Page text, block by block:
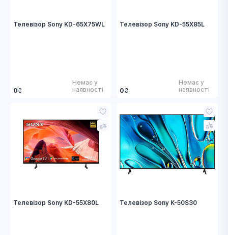
Телевізор Sony KD-65X75WL
0₴
Немає у
наявності
Телевізор Sony KD-55X85L
0₴
Немає у
наявності
Телевізор Sony KD-55X80L Телевізор Sony K-50S30